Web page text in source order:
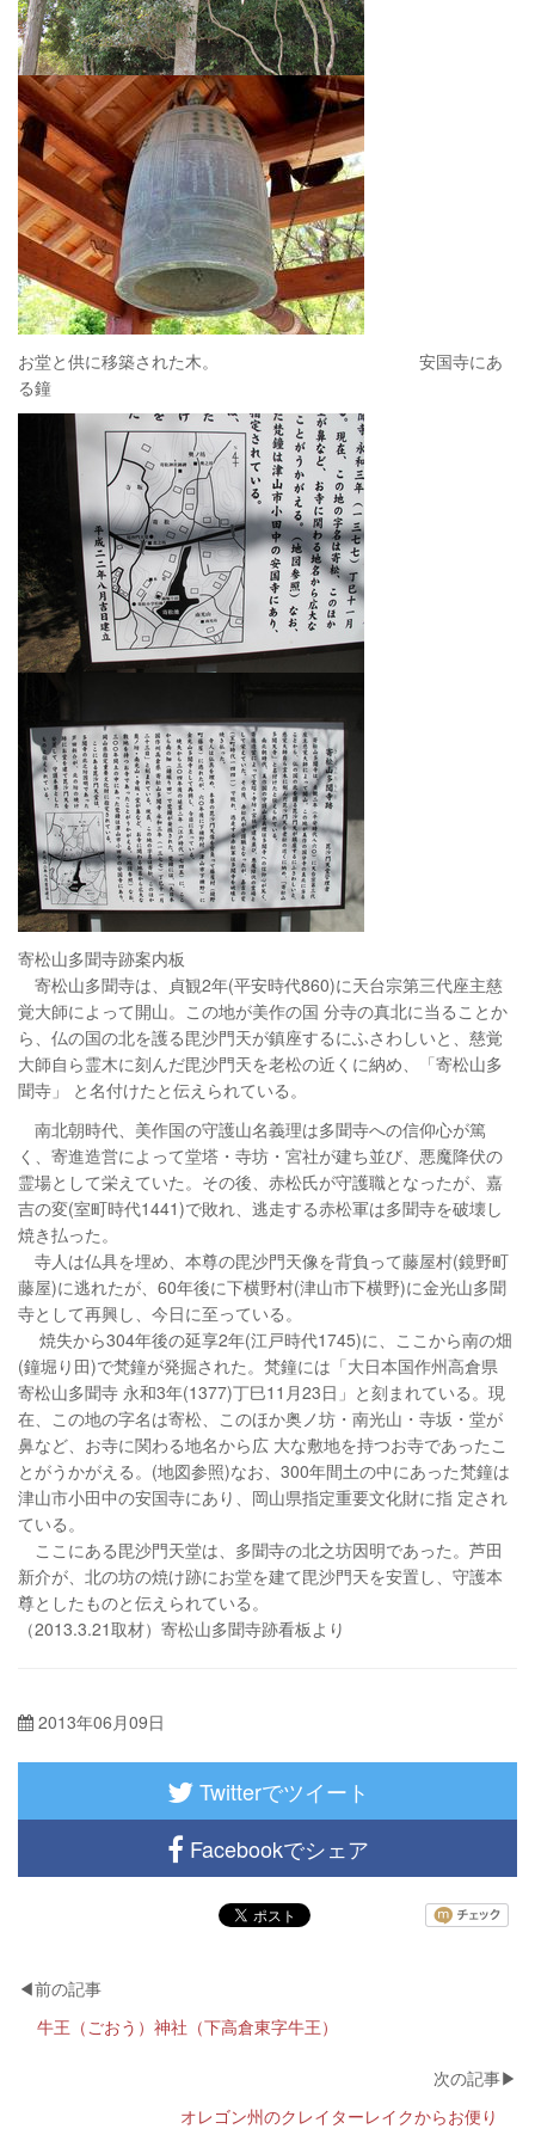
お堂と供に移築された木。 安国寺にあ
る鐘
寄松山多聞寺跡案内板
寄松山多聞寺は、貞観2年(平安時代860)に天台宗第三代座主慈
覚大師によって開山。この地が美作の国 分寺の真北に当ることか
ら、仏の国の北を護る毘沙門天が鎮座するにふさわしいと、慈覚
大師自ら霊木に刻んだ毘沙門天を老松の近くに納め、「寄松山多
聞寺」 と名付けたと伝えられている。
南北朝時代、美作国の守護山名義理は多聞寺への信仰心が篤
く、寄進造営によって堂塔・寺坊・宮社が建ち並び、悪魔降伏の
霊場として栄えていた。その後、赤松氏が守護職となったが、嘉
吉の変(室町時代1441)で敗れ、逃走する赤松軍は多聞寺を破壊し
焼き払った。
寺人は仏具を埋め、本尊の毘沙門天像を背負って藤屋村(鏡野町
藤屋)に逃れたが、60年後に下横野村(津山市下横野)に金光山多聞
寺として再興し、今日に至っている。
焼失から304年後の延享2年(江戸時代1745)に、ここから南の畑
(鐘堀り田)で梵鐘が発掘された。梵鐘には「大日本国作州高倉県
寄松山多聞寺 永和3年(1377)丁巳11月23日」と刻まれている。現
在、この地の字名は寄松、このほか奥ノ坊・南光山・寺坂・堂が
鼻など、お寺に関わる地名から広 大な敷地を持つお寺であったこ
とがうかがえる。(地図参照)なお、300年間土の中にあった梵鐘は
津山市小田中の安国寺にあり、岡山県指定重要文化財に指 定され
ている。
ここにある毘沙門天堂は、多聞寺の北之坊因明であった。芦田
新介が、北の坊の焼け跡にお堂を建て毘沙門天を安置し、守護本
尊としたものと伝えられている。
（2013.3.21取材）寄松山多聞寺跡看板より
2013年06月09日
Twitterでツイート
Facebookでシェア
牛王（ごおう）神社（下高倉東字牛王）
オレゴン州のクレイターレイクからお便り